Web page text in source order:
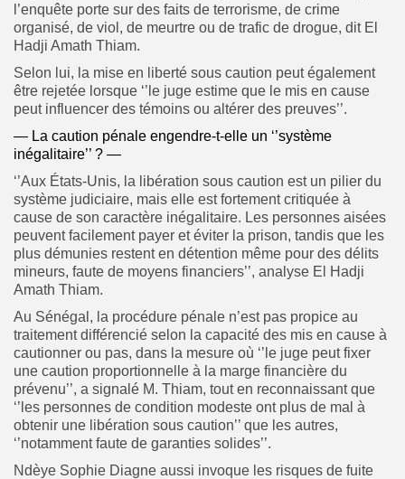
l’enquête porte sur des faits de terrorisme, de crime
organisé, de viol, de meurtre ou de trafic de drogue, dit El
Hadji Amath Thiam.
Selon lui, la mise en liberté sous caution peut également
être rejetée lorsque ‘’le juge estime que le mis en cause
peut influencer des témoins ou altérer des preuves’’.
— La caution pénale engendre-t-elle un ‘’système
inégalitaire’’ ? —
‘’Aux États-Unis, la libération sous caution est un pilier du
système judiciaire, mais elle est fortement critiquée à
cause de son caractère inégalitaire. Les personnes aisées
peuvent facilement payer et éviter la prison, tandis que les
plus démunies restent en détention même pour des délits
mineurs, faute de moyens financiers’’, analyse El Hadji
Amath Thiam.
Au Sénégal, la procédure pénale n’est pas propice au
traitement différencié selon la capacité des mis en cause à
cautionner ou pas, dans la mesure où ‘’le juge peut fixer
une caution proportionnelle à la marge financière du
prévenu’’, a signalé M. Thiam, tout en reconnaissant que
‘’les personnes de condition modeste ont plus de mal à
obtenir une libération sous caution’’ que les autres,
‘’notamment faute de garanties solides’’.
Ndèye Sophie Diagne aussi invoque les risques de fuite